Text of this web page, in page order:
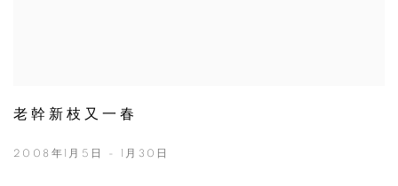
老幹新枝又一春
2008年1月5日 - 1月30日